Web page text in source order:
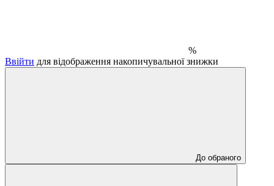
%
Ввійти для відображення накопичувальної знижки
До обраного